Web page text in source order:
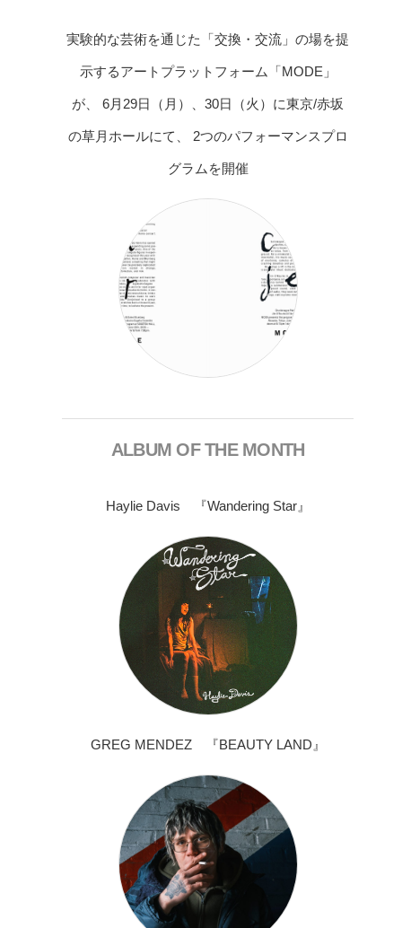
実験的な芸術を通じた「交換・交流」の場を提
示するアートプラットフォーム「MODE」
が、 6月29日（月）、30日（火）に東京/赤坂
の草月ホールにて、 2つのパフォーマンスプロ
グラムを開催
ALBUM OF THE MONTH
Haylie Davis 『Wandering Star』
GREG MENDEZ 『BEAUTY LAND』